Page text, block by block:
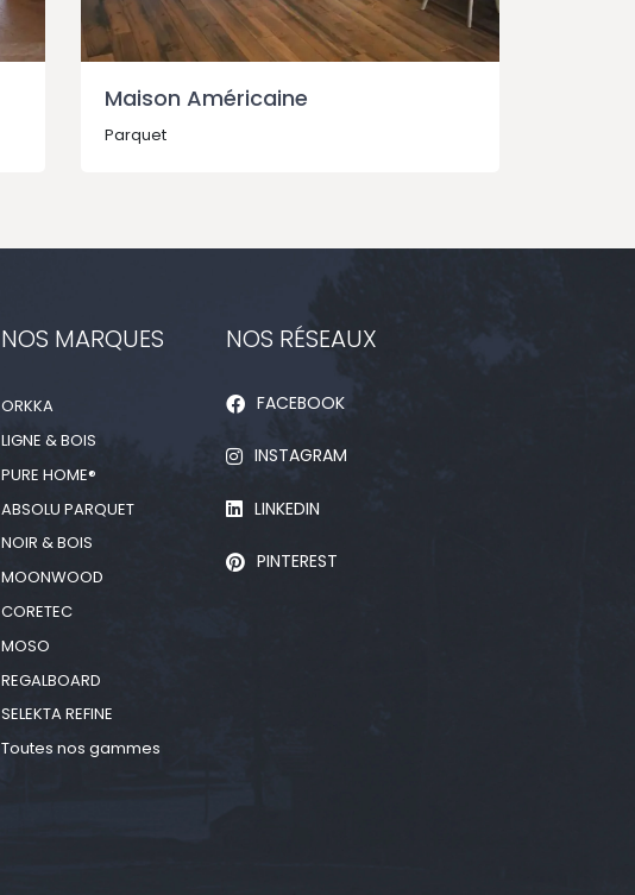
Maison Américaine
Parquet
NOS MARQUES
ORKKA
LIGNE & BOIS
PURE HOME®
ABSOLU PARQUET
NOIR & BOIS
MOONWOOD
CORETEC
MOSO
REGALBOARD
SELEKTA REFINE
Toutes nos gammes
NOS RÉSEAUX
FACEBOOK
INSTAGRAM
LINKEDIN
PINTEREST